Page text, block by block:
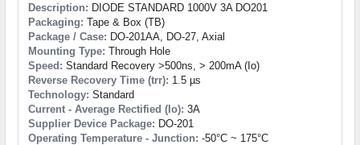
Description: DIODE STANDARD 1000V 3A DO201
Packaging: Tape & Box (TB)
Package / Case: DO-201AA, DO-27, Axial
Mounting Type: Through Hole
Speed: Standard Recovery >500ns, > 200mA (Io)
Reverse Recovery Time (trr): 1.5 µs
Technology: Standard
Current - Average Rectified (Io): 3A
Supplier Device Package: DO-201
Operating Temperature - Junction: -50°C ~ 175°C